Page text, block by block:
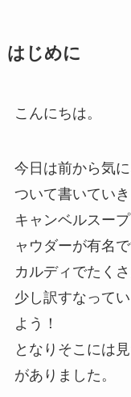
はじめに
こんにちは。
今日は前から気
ついて書いていき
キャンベルスー
ャウダーが有名で
カルディでたく
少し訳すなって
よう！
となりそこには
がありました。